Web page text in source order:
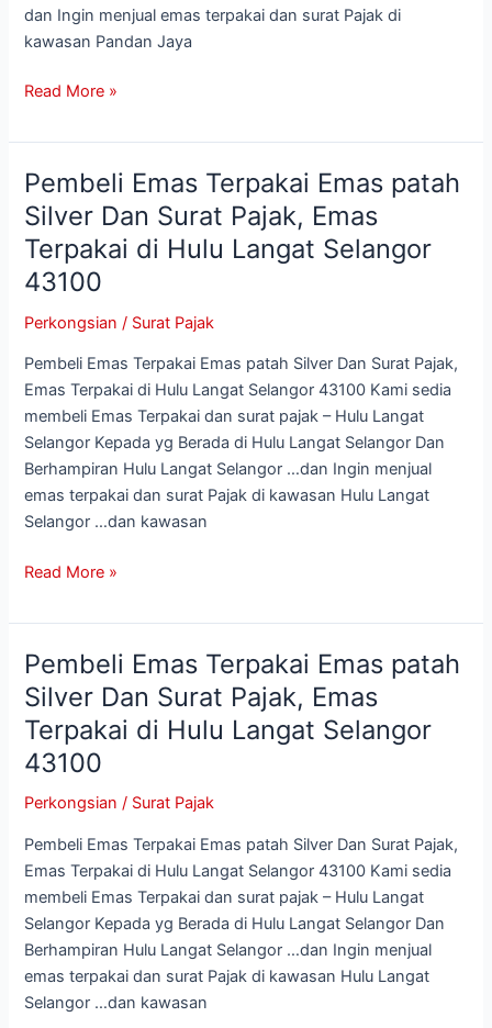
dan Ingin menjual emas terpakai dan surat Pajak di
kawasan Pandan Jaya
Pandan
Jaya
55100
Read More »
Pembeli Emas Terpakai Emas patah
Silver Dan Surat Pajak, Emas
Terpakai di Hulu Langat Selangor
43100
Perkongsian / Surat Pajak
Pembeli Emas Terpakai Emas patah Silver Dan Surat Pajak,
Emas Terpakai di Hulu Langat Selangor 43100 Kami sedia
membeli Emas Terpakai dan surat pajak – Hulu Langat
Selangor Kepada yg Berada di Hulu Langat Selangor Dan
Berhampiran Hulu Langat Selangor …dan Ingin menjual
emas terpakai dan surat Pajak di kawasan Hulu Langat
Selangor …dan kawasan
Pembeli
Emas
Terpakai
Emas
patah
Surat
Pajak,
Emas
Terpakai
di
Hulu
Langat
43100
Read More »
Pembeli Emas Terpakai Emas patah
Silver Dan Surat Pajak, Emas
Terpakai di Hulu Langat Selangor
43100
Perkongsian / Surat Pajak
Pembeli Emas Terpakai Emas patah Silver Dan Surat Pajak,
Emas Terpakai di Hulu Langat Selangor 43100 Kami sedia
membeli Emas Terpakai dan surat pajak – Hulu Langat
Selangor Kepada yg Berada di Hulu Langat Selangor Dan
Berhampiran Hulu Langat Selangor …dan Ingin menjual
emas terpakai dan surat Pajak di kawasan Hulu Langat
Selangor …dan kawasan
Pembeli
Emas
Terpakai
Emas
patah
Silver
Surat
Pajak,
Emas
Terpakai
di
Hulu
Langat